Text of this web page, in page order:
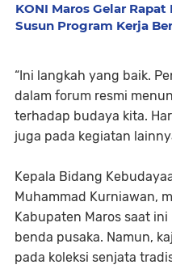
KONI Maros Gelar
Susun Program Kerja
“Ini langkah yang baik.
dalam forum resmi
terhadap budaya kita.
juga pada kegiatan
Kepala Bidang
Muhammad Kurniawan,
Kabupaten Maros saat ini
benda pusaka. Namun,
pada koleksi senjata